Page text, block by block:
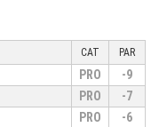
CAT PAR
PRO
-9
PRO
-7
PRO
-6